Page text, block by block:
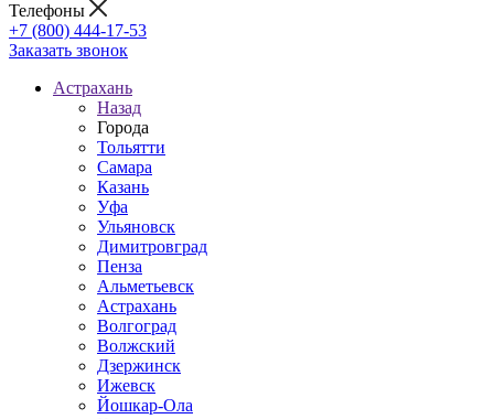
Телефоны
+7 (800) 444-17-53
Заказать звонок
Астрахань
Назад
Города
Тольятти
Самара
Казань
Уфа
Ульяновск
Димитровград
Пенза
Альметьевск
Астрахань
Волгоград
Волжский
Дзержинск
Ижевск
Йошкар-Ола